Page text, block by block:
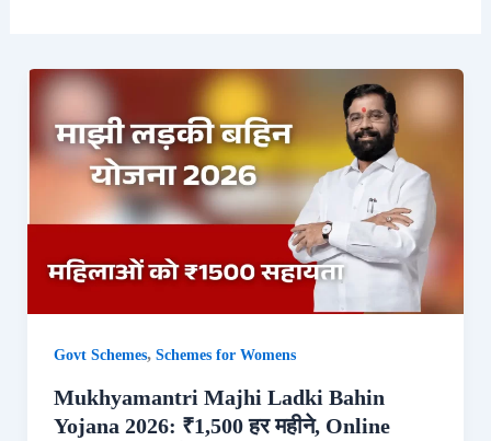
Govt Schemes, Schemes for Womens
Mukhyamantri Majhi Ladki Bahin
Yojana 2026: ₹1,500 हर महीने, Online